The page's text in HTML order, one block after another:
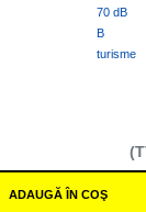
70 dB
B
turisme
ADAUGĂ ÎN COŞ